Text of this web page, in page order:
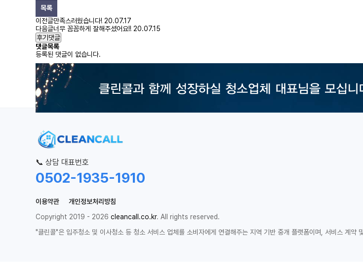
목록
이전글만족스러웠습니다! 20.07.17
다음글너무 꼼꼼하게 잘해주셨어요!! 20.07.15
후기댓글
댓글목록
등록된 댓글이 없습니다.
📞 상담 대표번호
0502-1935-1910
이용약관
개인정보처리방침
Copyright 2019 - 2026 cleancall.co.kr. All rights reserved.
"클린콜"은 입주청소 및 이사청소 등 청소 서비스 업체를 소비자에게 연결해주는 지역 기반 중개 플랫폼이며, 서비스 계약